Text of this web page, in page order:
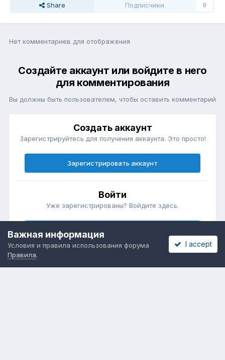
Share Подписчики 0
Нет комментариев для отображения
Создайте аккаунт или войдите в него
для комментирования
Вы должны быть пользователем, чтобы оставить комментарий
Создать аккаунт
Зарегистрируйтесь для получения аккаунта. Это просто!
Зарегистрировать аккаунт
Войти
Уже зарегистрированы? Войдите здесь.
Важная информация
Условия и правила использования форума
Правила.
I accept